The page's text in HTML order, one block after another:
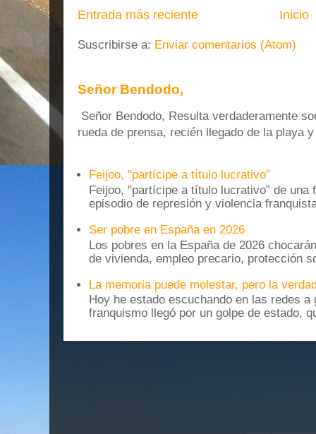
Entrada más reciente Inicio
Suscribirse a: Enviar comentarios (Atom)
Señor Bendodo,
Señor Bendodo, Resulta verdaderamente
rueda de prensa, recién llegado de la playa
Feijoo, "partícipe a título lucrativo”
Feijoo, "partícipe a título lucrativo” de una
episodio de represión y violencia
Ser pobre en España en 2026
Los pobres en la España de 2026
de vivienda, empleo precario, protección
La memoria puede molestar, pero la
Hoy he estado escuchando en las redes
franquismo llegó por un golpe de estado,